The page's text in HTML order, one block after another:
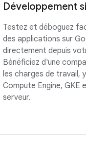
Développement
Testez et déboguez
des applications sur
directement depuis
Bénéficiez d'une
les charges de travail,
Compute Engine, GKE
serveur.